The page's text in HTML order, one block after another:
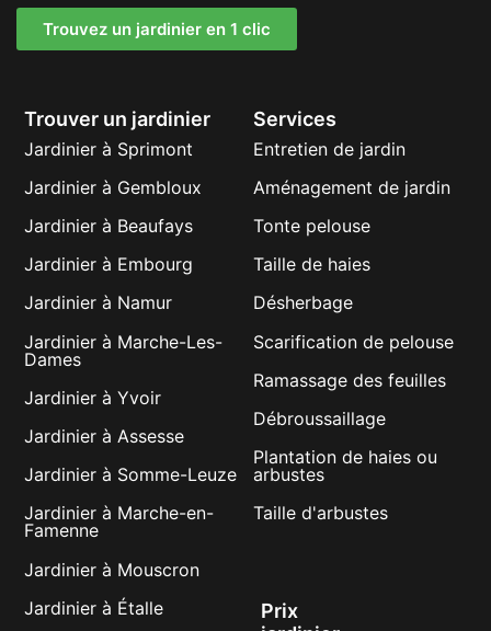
Trouver un jardinier
Jardinier à Sprimont
Jardinier à Gembloux
Jardinier à Beaufays
Jardinier à Embourg
Jardinier à Namur
Jardinier à Marche-Les-
Dames
Jardinier à Yvoir
Jardinier à Assesse
Jardinier à Somme-Leuze
Jardinier à Marche-en-
Famenne
Jardinier à Mouscron
Jardinier à Étalle
Services
Entretien de jardin
Aménagement de jardin
Tonte pelouse
Taille de haies
Désherbage
Scarification de pelouse
Ramassage des feuilles
Débroussaillage
Plantation de haies ou
arbustes
Taille d'arbustes
Prix
Trouvez un jardinier en 1 clic